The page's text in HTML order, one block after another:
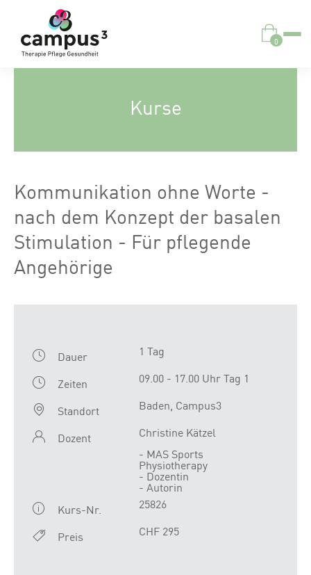
0
Kurse
Kommunikation ohne Worte -
nach dem Konzept der basalen
Stimulation - Für pflegende
Angehörige
Dauer
1 Tag
Zeiten
09.00 - 17.00 Uhr Tag 1
Standort
Baden, Campus3
Dozent
Christine Kätzel
- MAS Sports
Physiotherapy
- Dozentin
- Autorin
Kurs-Nr.
25826
Preis
CHF 295